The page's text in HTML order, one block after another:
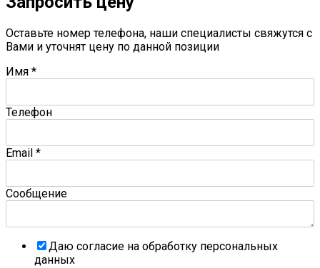
Оставьте номер телефона, наши специалисты свяжутся с
Вами и уточнят цену по данной позиции
Имя *
Телефон
Email *
Сообщение
Даю согласие на обработку персональных
данных